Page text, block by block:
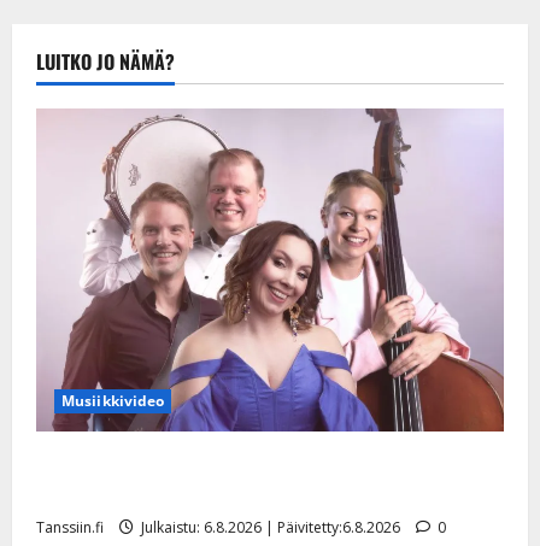
Rosa
kruunattiin
voittajiksi
LUITKO JO NÄMÄ?
Musiikkivideo
Tanssiin.fi Julkaistu: 6.8.2026 | Päivitetty:6.8.2026 0